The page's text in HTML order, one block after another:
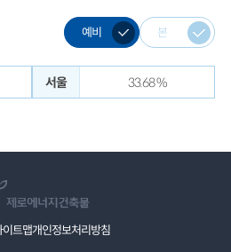
324
국방·군사시
설
1
노유자시설
문화 및 집회
숙박시설
예비 본
서울 33.68 %
이트맵개인정보처리방침